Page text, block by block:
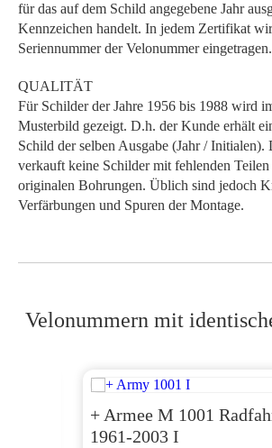
für das auf dem Schild angegebene Jahr
Kennzeichen handelt. In jedem Zertifikat
Seriennummer der Velonummer eingetragen.
QUALITÄT
Für Schilder der Jahre 1956 bis 1988 wird
Musterbild gezeigt. D.h. der Kunde erhält
Schild der selben Ausgabe (Jahr / Initialen).
verkauft keine Schilder mit fehlenden
originalen Bohrungen. Üblich sind jedoch
Verfärbungen und Spuren der Montage.
Velonummern mit
+ Armee M 1001
1961-2003 I